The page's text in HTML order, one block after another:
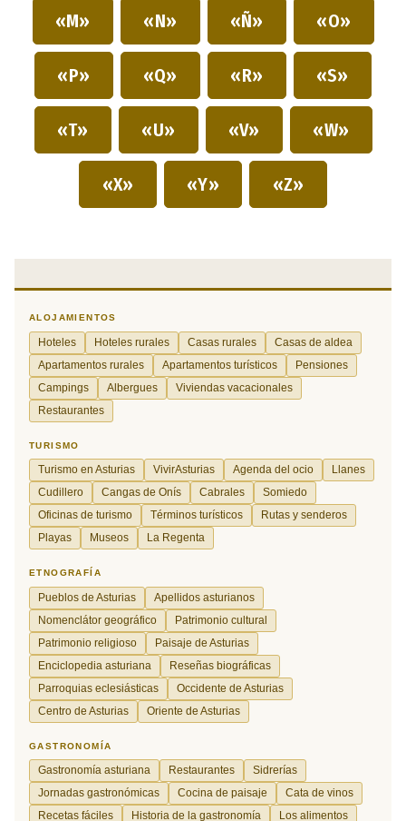
«M» «N» «Ñ» «O»
«P» «Q» «R» «S»
«T» «U» «V» «W»
«X» «Y» «Z»